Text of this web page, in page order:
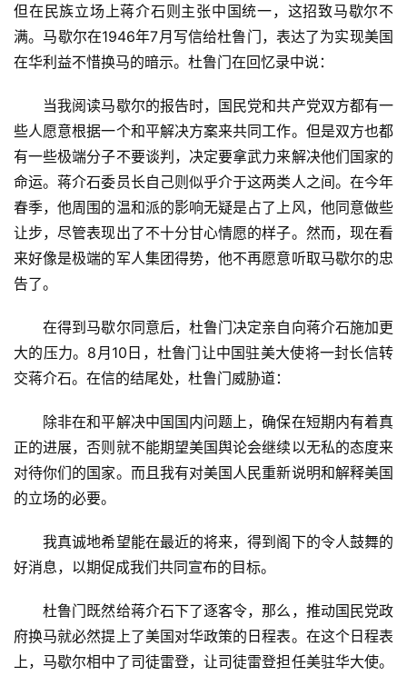
但在民族立场上蒋介石则主张中国统一，这招致马歇尔不
满。马歇尔在1946年7月写信给杜鲁门，表达了为实现美国
在华利益不惜换马的暗示。杜鲁门在回忆录中说：
当我阅读马歇尔的报告时，国民党和共产党双方都有一
些人愿意根据一个和平解决方案来共同工作。但是双方也都
有一些极端分子不要谈判，决定要拿武力来解决他们国家的
命运。蒋介石委员长自己则似乎介于这两类人之间。在今年
春季，他周围的温和派的影响无疑是占了上风，他同意做些
让步，尽管表现出了不十分甘心情愿的样子。然而，现在看
来好像是极端的军人集团得势，他不再愿意听取马歇尔的忠
告了。
在得到马歇尔同意后，杜鲁门决定亲自向蒋介石施加更
大的压力。8月10日，杜鲁门让中国驻美大使将一封长信转
交蒋介石。在信的结尾处，杜鲁门威胁道：
除非在和平解决中国国内问题上，确保在短期内有着真
正的进展，否则就不能期望美国舆论会继续以无私的态度来
对待你们的国家。而且我有对美国人民重新说明和解释美国
的立场的必要。
我真诚地希望能在最近的将来，得到阁下的令人鼓舞的
好消息，以期促成我们共同宣布的目标。
杜鲁门既然给蒋介石下了逐客令，那么，推动国民党政
府换马就必然提上了美国对华政策的日程表。在这个日程表
上，马歇尔相中了司徒雷登，让司徒雷登担任美驻华大使。